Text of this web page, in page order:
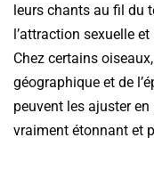
leurs chants au fil du
l’attraction sexuelle
Chez certains
géographique et de
peuvent les ajuster
vraiment étonnant et